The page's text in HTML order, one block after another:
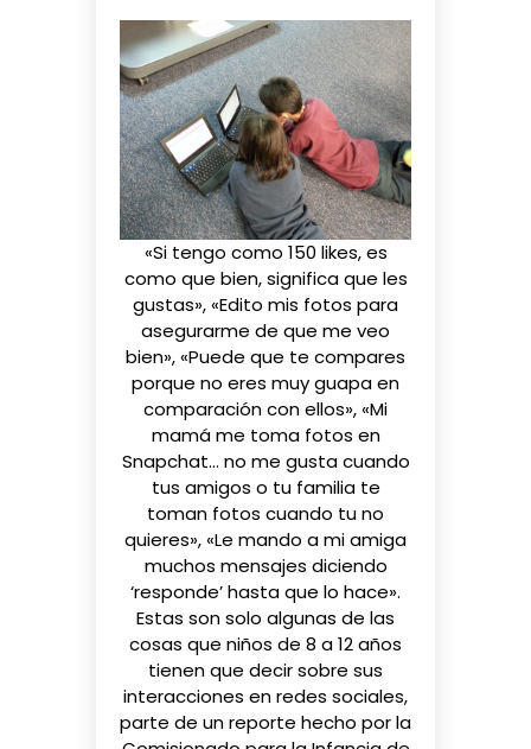
«Si tengo como 150 likes, es
como que bien, significa que les
gustas», «Edito mis fotos para
asegurarme de que me veo
bien», «Puede que te compares
porque no eres muy guapa en
comparación con ellos», «Mi
mamá me toma fotos en
Snapchat… no me gusta cuando
tus amigos o tu familia te
toman fotos cuando tu no
quieres», «Le mando a mi amiga
muchos mensajes diciendo
‘responde’ hasta que lo hace».
Estas son solo algunas de las
cosas que niños de 8 a 12 años
tienen que decir sobre sus
interacciones en redes sociales,
parte de unreporte hecho por la